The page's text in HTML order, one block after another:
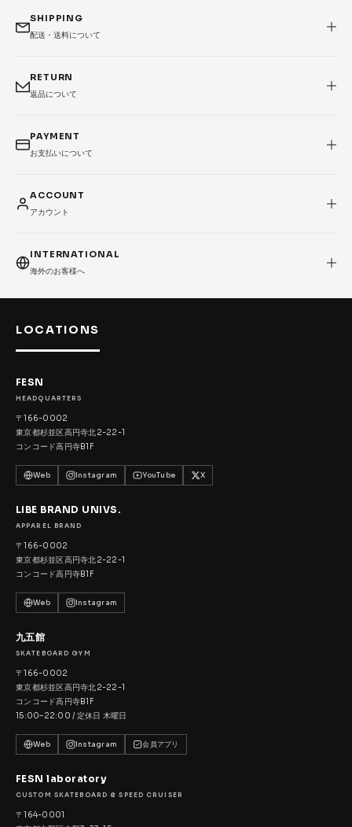
SHIPPING
配送・送料について
RETURN
返品について
PAYMENT
お支払いについて
ACCOUNT
アカウント
INTERNATIONAL
海外のお客様へ
LOCATIONS
FESN
HEADQUARTERS
〒166-0002
東京都杉並区高円寺北2-22-1
コンコード高円寺B1F
Web Instagram YouTube X
LIBE BRAND UNIVS.
APPAREL BRAND
〒166-0002
東京都杉並区高円寺北2-22-1
コンコード高円寺B1F
Web Instagram
九五館
SKATEBOARD GYM
〒166-0002
東京都杉並区高円寺北2-22-1
コンコード高円寺B1F
15:00–22:00 / 定休日 木曜日
Web Instagram 会員アプリ
FESN laboratory
CUSTOM SKATEBOARD & SPEED CRUISER
〒164-0001